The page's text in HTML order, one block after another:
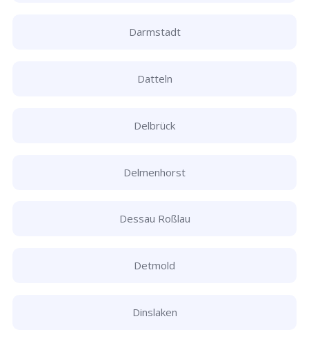
Darmstadt
Datteln
Delbrück
Delmenhorst
Dessau Roßlau
Detmold
Dinslaken